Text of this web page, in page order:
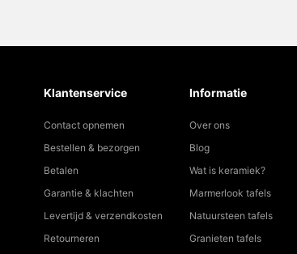
Klantenservice
Contact opnemen
Bestellen & bezorgen
Betalen
Garantie & klachten
Levertijd & verzendkosten
Retourneren
Informatie
Over ons
Blog
Wat is keramiek?
Marmerlook tafels
Natuursteen tafels
Granieten tafels